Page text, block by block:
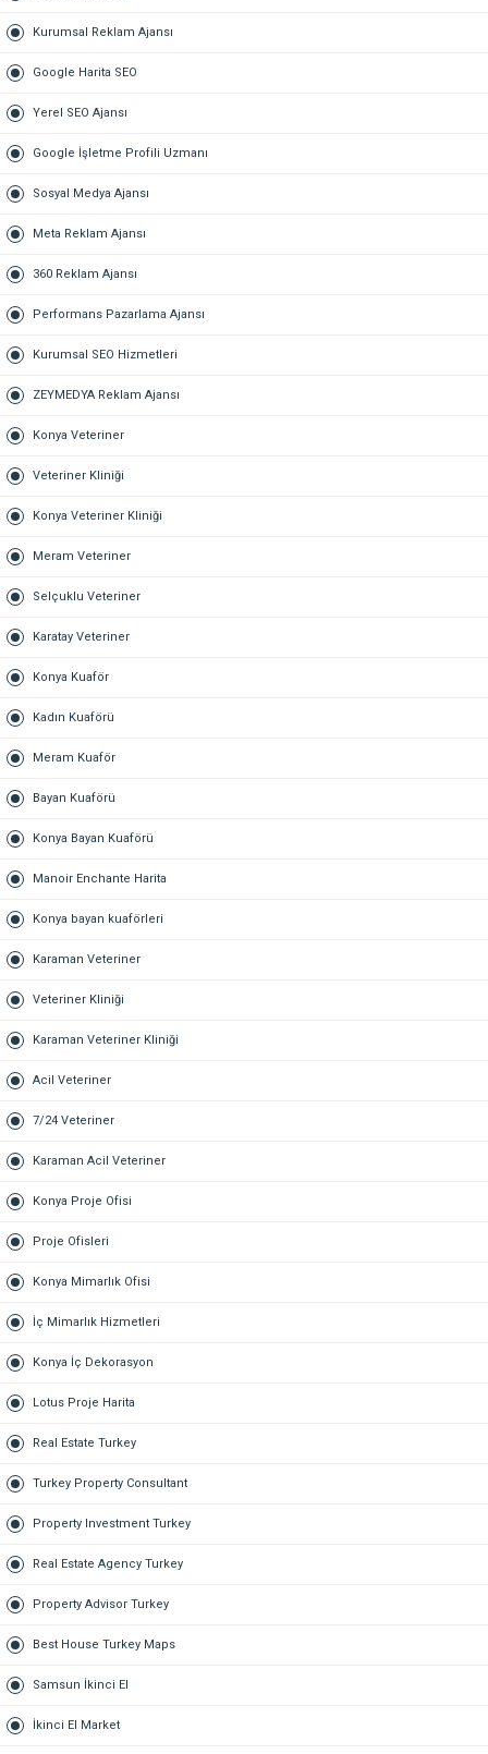
Kurumsal Reklam Ajansı
Google Harita SEO
Yerel SEO Ajansı
Google İşletme Profili Uzmanı
Sosyal Medya Ajansı
Meta Reklam Ajansı
360 Reklam Ajansı
Performans Pazarlama Ajansı
Kurumsal SEO Hizmetleri
ZEYMEDYA Reklam Ajansı
Konya Veteriner
Veteriner Kliniği
Konya Veteriner Kliniği
Meram Veteriner
Selçuklu Veteriner
Karatay Veteriner
Konya Kuaför
Kadın Kuaförü
Meram Kuaför
Bayan Kuaförü
Konya Bayan Kuaförü
Manoir Enchante Harita
Konya bayan kuaförleri
Karaman Veteriner
Veteriner Kliniği
Karaman Veteriner Kliniği
Acil Veteriner
7/24 Veteriner
Karaman Acil Veteriner
Konya Proje Ofisi
Proje Ofisleri
Konya Mimarlık Ofisi
İç Mimarlık Hizmetleri
Konya İç Dekorasyon
Lotus Proje Harita
Real Estate Turkey
Turkey Property Consultant
Property Investment Turkey
Real Estate Agency Turkey
Property Advisor Turkey
Best House Turkey Maps
Samsun İkinci El
İkinci El Market